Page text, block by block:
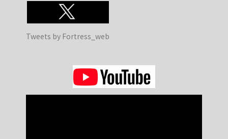
Tweets by Fortress_web